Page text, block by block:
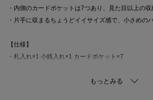
・内側のカードポケットは7つあり、見た目以上の収
・片手に収まるちょうどイイサイズ感で、小さめの
【仕様】
・札入れ×1 小銭入れ×1 カードポケット×7